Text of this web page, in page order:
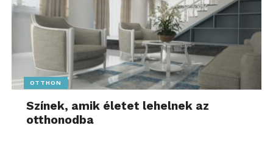
OTTHON
Színek, amik életet lehelnek az
otthonodba